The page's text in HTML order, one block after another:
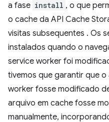
a fase install , o que
o cache da API Cache
visitas subsequentes . Os
instalados quando o
service worker foi
tivemos que garantir que
worker fosse modificado
arquivo em cache fosse
manualmente,